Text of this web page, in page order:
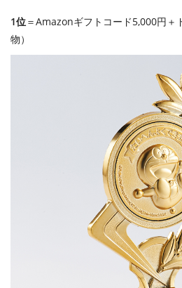
1位＝Amazonギフトコード5,000円＋
物）